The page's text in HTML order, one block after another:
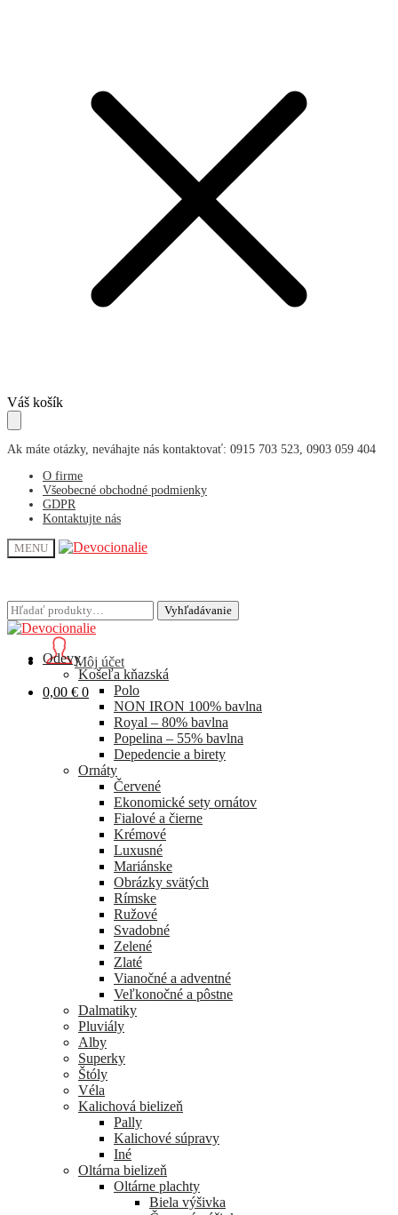
Skip
to
navigation
Skip
to
content
Váš košík
Ak máte otázky, neváhajte nás kontaktovať: 0915 703 523, 0903 059 404
O firme
Všeobecné obchodné podmienky
GDPR
Kontaktujte nás
MENU
Hľadať: Vyhľadávanie
Môj účet
0,00 € 0
Hľadať: Vyhľadávanie
Odevy
Košeľa kňazská
Polo
NON IRON 100% bavlna
Royal – 80% bavlna
Popelina – 55% bavlna
Depedencie a birety
Ornáty
Červené
Ekonomické sety ornátov
Fialové a čierne
Krémové
Luxusné
Mariánske
Obrázky svätých
Rímske
Ružové
Svadobné
Zelené
Zlaté
Vianočné a adventné
Veľkonočné a pôstne
Dalmatiky
Pluviály
Alby
Superky
Štóly
Véla
Kalichová bielizeň
Pally
Kalichové súpravy
Iné
Oltárna bielizeň
Oltárne plachty
Biela výšivka